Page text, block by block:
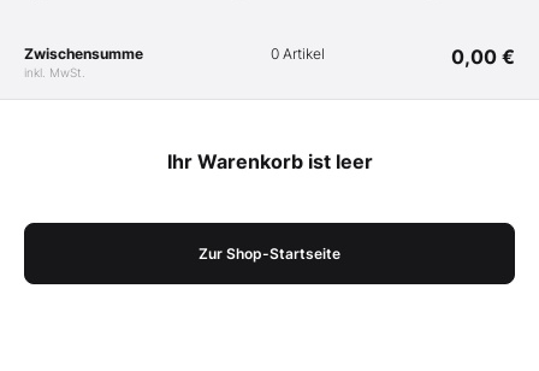
Zwischensumme
inkl. MwSt.
0 Artikel 0,00 €
Ihr Warenkorb ist leer
Zur Shop-Startseite